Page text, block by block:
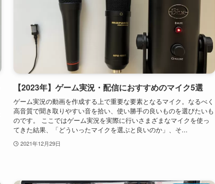
【2023年】ゲーム実況・配信におすすめのマイク5選
ゲーム実況の動画を作成する上で重要な要素となるマイク。なるべく
高音質で聞き取りやすい音を拾い、使い勝手の良いものを選びたいも
のです。 ここではゲーム実況を実際に行いさまざまなマイクを使っ
てきた結果、「どういったマイクを選ぶと良いのか」、そ...
2021年12月29日